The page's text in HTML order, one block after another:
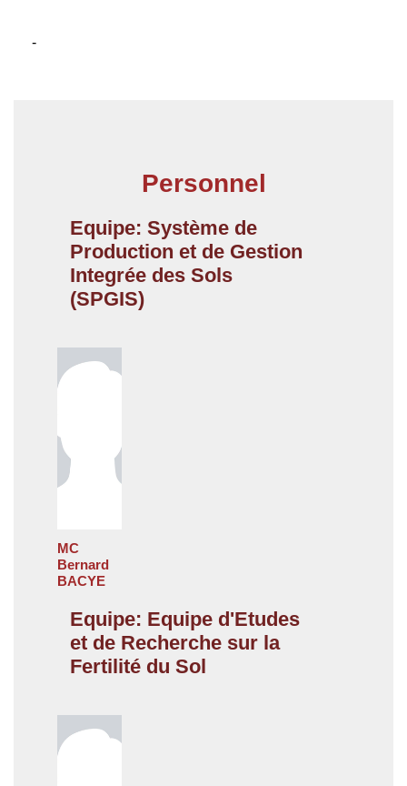
-
Personnel
Equipe: Système de
Production et de Gestion
Integrée des Sols
(SPGIS)
MC
Bernard
BACYE
Equipe: Equipe d'Etudes
et de Recherche sur la
Fertilité du Sol